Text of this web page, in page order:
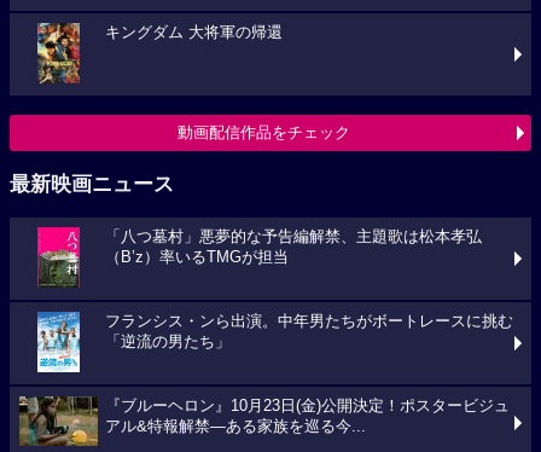
キングダム 大将軍の帰還
動画配信作品をチェック
最新映画ニュース
「八つ墓村」悪夢的な予告編解禁、主題歌は松本孝弘
（B’z）率いるTMGが担当
フランシス・ンら出演。中年男たちがボートレースに挑む
「逆流の男たち」
『ブルーヘロン』10月23日(金)公開決定！ポスタービジュ
アル&特報解禁―ある家族を巡る今...